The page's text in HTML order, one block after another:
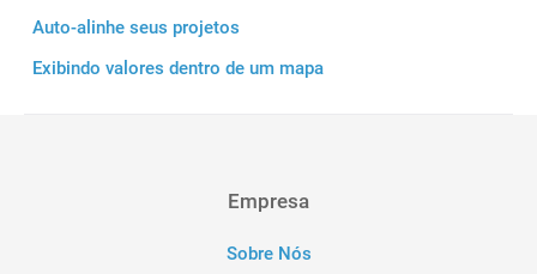
Auto-alinhe seus projetos
Exibindo valores dentro de um mapa
Empresa
Sobre Nós